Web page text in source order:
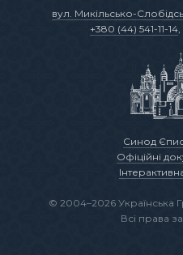
вул. Микільсько-
+380 (44) 541-11-14,
Синод
Офіційні
© 2004–2026 Українська
Всі права